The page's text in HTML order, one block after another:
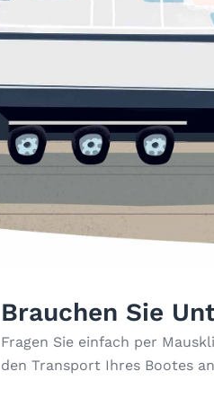
Brauchen Sie
Fragen Sie einfach per
den Transport Ihres Bootes